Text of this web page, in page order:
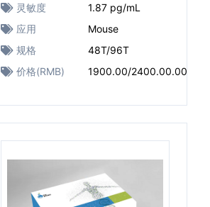
灵敏度
1.87 pg/mL
应用
Mouse
规格
48T/96T
价格(RMB)
1900.00/2400.00.00